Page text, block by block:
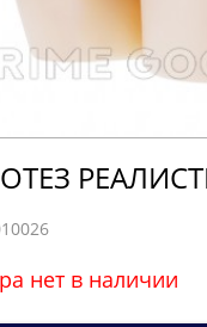
нет в наличии